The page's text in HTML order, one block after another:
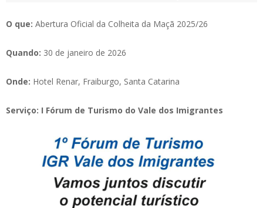
O que: Abertura Oficial da Colheita da Maçã 2025/26
Quando: 30 de janeiro de 2026
Onde: Hotel Renar, Fraiburgo, Santa Catarina
Serviço: I Fórum de Turismo do Vale dos Imigrantes